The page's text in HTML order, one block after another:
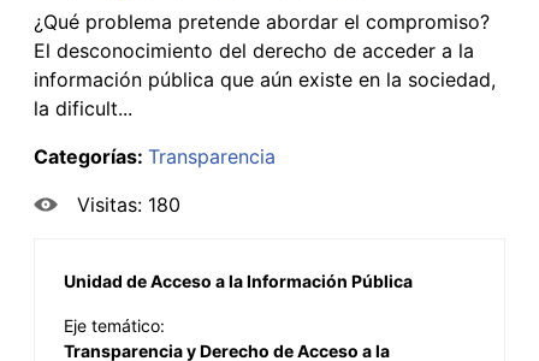
¿Qué problema pretende abordar el compromiso?
El desconocimiento del derecho de acceder a la
información pública que aún existe en la sociedad,
la dificult...
Categorías: Transparencia
Visitas: 180
Unidad de Acceso a la Información Pública
Eje temático:
Transparencia y Derecho de Acceso a la